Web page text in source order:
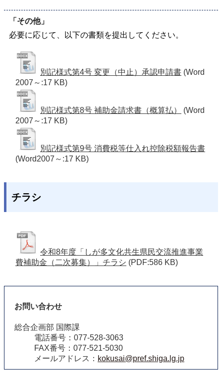
「その他」
必要に応じて、以下の書類を提出してください。
別記様式第4号 変更（中止）承認申請書 (Word
2007～:17 KB)
別記様式第8号 補助金請求書（概算払）
(Word
2007～:17 KB)
別記様式第9号 消費税等仕入れ控除税額報告書
(Word2007～:17 KB)
チラシ
令和8年度「しが多文化共生県民交流推進事業
費補助金（二次募集）」チラシ (PDF:586 KB)
お問い合わせ
総合企画部 国際課
電話番号：077-528-3063
FAX番号：077-521-5030
メールアドレス： kokusai@pref.shiga.lg.jp